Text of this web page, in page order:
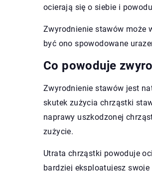
ocierają się o siebie i
Zwyrodnienie stawów może
być ono spowodowane
Co powoduje
Zwyrodnienie stawów jest
skutek zużycia chrząstki
naprawy uszkodzonej
zużycie.
Utrata chrząstki powoduje
bardziej eksploatujesz